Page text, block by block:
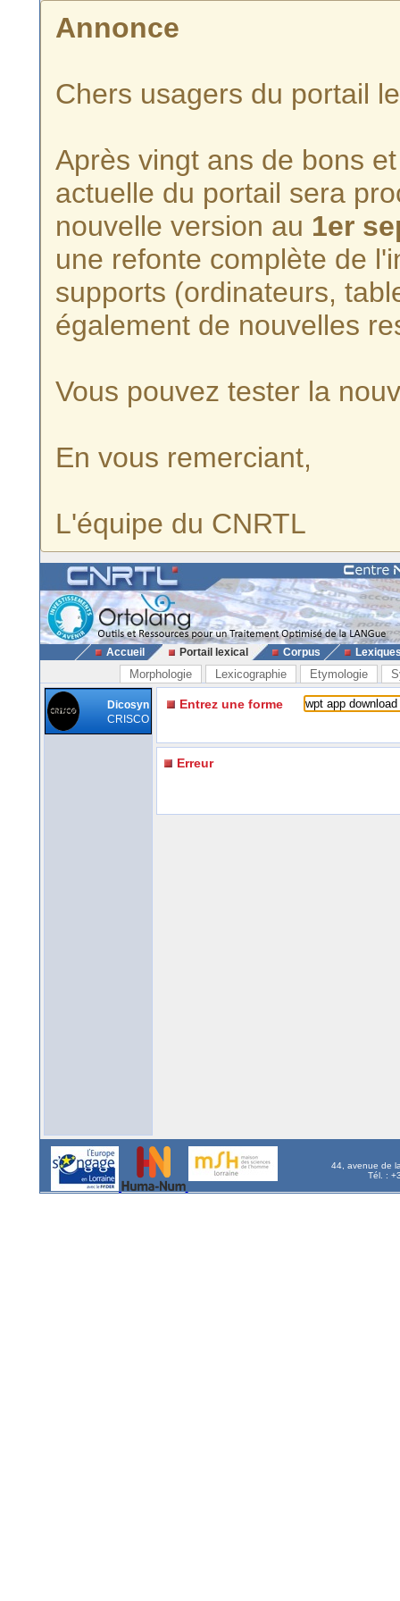
Annonce
Chers usagers du portail
Après vingt ans de bons
actuelle du portail sera
nouvelle version au 1er
une refonte complète de
supports (ordinateurs,
également de nouvelles
Vous pouvez tester la
En vous remerciant,
L'équipe du CNRTL
Accueil Portail lexical Corpus
Morphologie Lexicographie Etymologie
Dicosyn
CRISCO
Entrez une forme
Erreur
44, avenue de
Tél. :